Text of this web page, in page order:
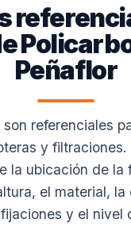
Peñaflor
referenciales
y filtraciones.
la ubicación de la
el material,
y el nivel